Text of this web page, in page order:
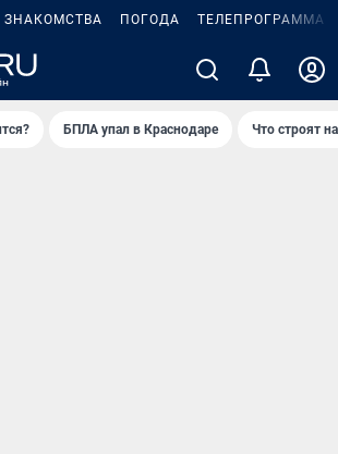
ЗНАКОМСТВА ПОГОДА ТЕЛЕПРОГРАММА
БПЛА упал в Краснодаре Что строят